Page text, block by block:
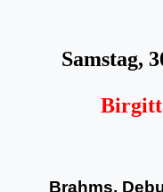
Samstag,
Brahms,